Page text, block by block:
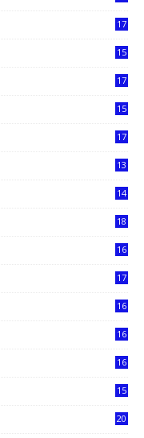
17
15
17
15
17
13
14
18
16
17
16
16
16
15
20